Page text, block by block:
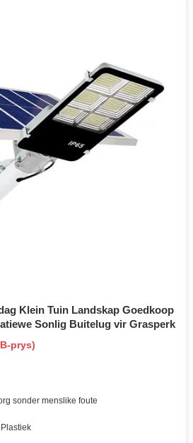
Klein Tuin Landskap Goedkoop
Sonlig Buitelug vir Grasperk
prys)
sonder menslike foute